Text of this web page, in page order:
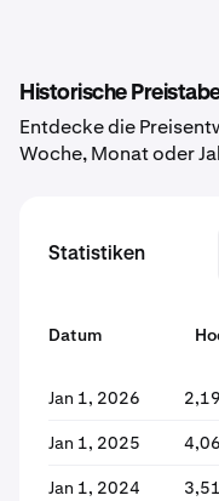
Historische
Entdecke die
Woche, Monat oder
Statistiken
Datum
Jan 1, 2026
Jan 1, 2025
Jan 1, 2024